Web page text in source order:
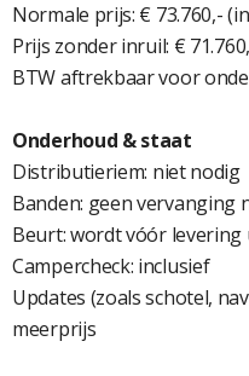
Normale prijs: € 73.760,-
Prijs zonder inruil: €
BTW aftrekbaar voor
Onderhoud & staat
Distributieriem: niet nodig
Banden: geen vervanging
Beurt: wordt vóór
Campercheck: inclusief
Updates (zoals schotel,
meerprijs